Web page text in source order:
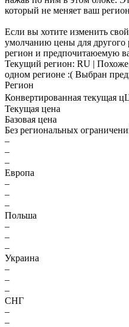
который не меняет ваш
Если вы хотите изменить
умолчанию цены для другого
регион и предпочитаюемую
Текущий регион: RU |
одном регионе :( Выбран
Регион
Конвертированная текущая ц
Текущая цена
Базовая цена
Без региональных
–
–
–
Европа
–
–
–
Польша
–
–
–
Украина
–
–
–
СНГ
–
–